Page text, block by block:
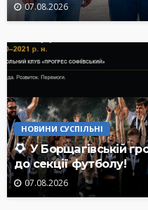
07.08.2026
НОВИНИ СУСПІЛЬНІ
У Борщагівській
до секції футболу!
07.08.2026